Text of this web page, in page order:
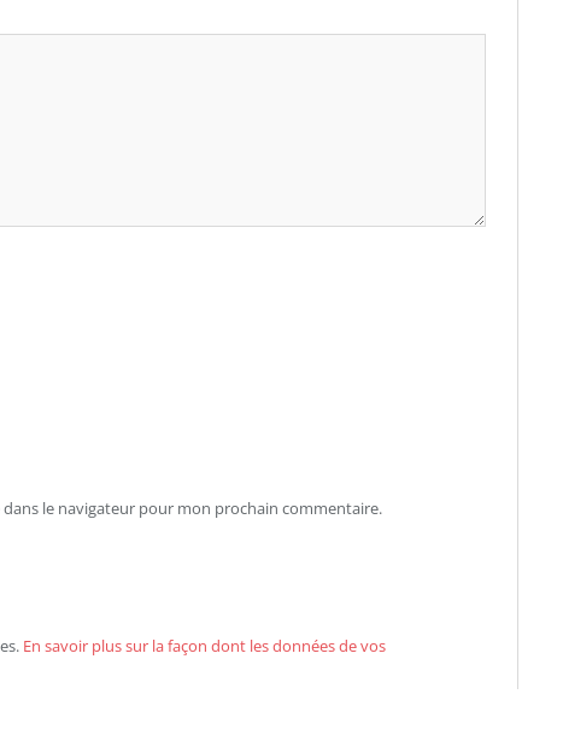
le navigateur pour mon prochain commentaire.
En savoir plus sur la façon dont les données de vos